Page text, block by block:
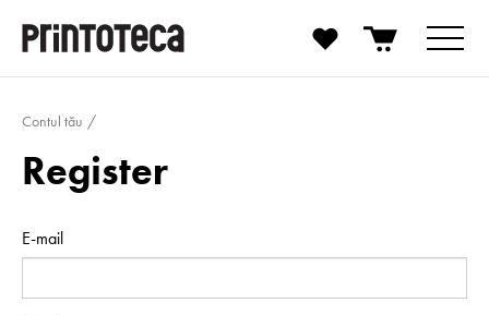
Contul tău
Register
E-mail